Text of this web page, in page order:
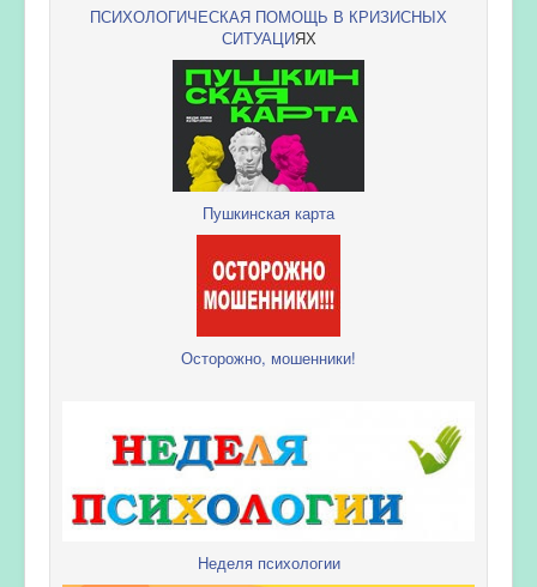
ПСИХОЛОГИЧЕСКАЯ ПОМОЩЬ В КРИЗИСНЫХ
СИТУАЦИЯХ
Пушкинская карта
Осторожно, мошенники!
Неделя психологии